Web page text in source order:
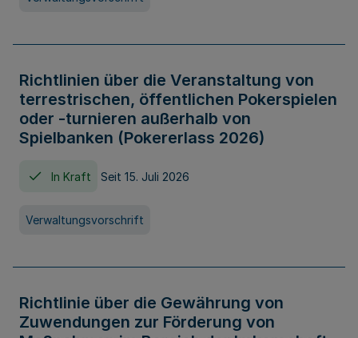
Richtlinien über die Veranstaltung von
terrestrischen, öffentlichen Pokerspielen
oder -turnieren außerhalb von
Spielbanken (Pokererlass 2026)
In Kraft Seit 15. Juli 2026
Verwaltungsvorschrift
Richtlinie über die Gewährung von
Zuwendungen zur Förderung von